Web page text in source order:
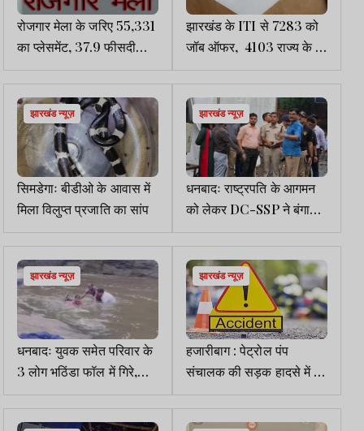
रोजगार मेला के जरिए 55,331
का प्लेसमेंट, 37.9 फीसदी
12वीं पास को मिला जॉब
झारखंड के ITI से 7283 को
जॉब ऑफर, 4103 राज्य के व
दूसरे राज्यों के 2767 अभ्यर्थी
झारखंड न्यूज़
सिमडेगाः बीडीओ के आवास में
मिला विलुप्त प्रजाति का सांप
झारखंड न्यूज़
धनबादः राष्ट्रपति के आगमन
को लेकर DC-SSP ने बंगाल
बॉर्डर से IIT-ISM तक किया
निरीक्षण
झारखंड न्यूज़
धनबादः युवक समेत परिवार के
3 लोग भठिंडा फॉल में गिरे,
गोताखोरों ने बचाया
झारखंड न्यूज़
हजारीबाग : पेट्रोल पंप
संचालक की सड़क हादसे में हुई
मौत